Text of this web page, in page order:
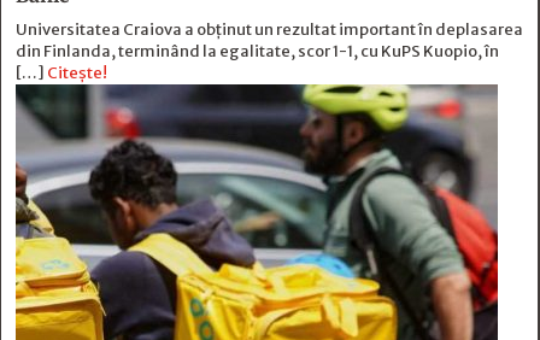
Universitatea Craiova a obținut un rezultat important în deplasarea
din Finlanda, terminând la egalitate, scor 1-1, cu KuPS Kuopio, în
[…] Citește!